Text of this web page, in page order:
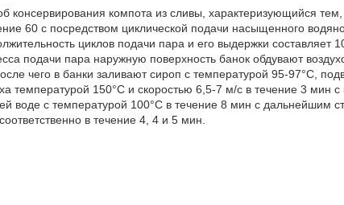
консервирования компота из сливы, характеризующийся
60 с посредством циклической подачи насыщенного
циклов подачи пара и его выдержки составляет
подачи пара наружную поверхность банок обдувают
чего в банки заливают сироп с температурой 95-97°С,
температурой 150°С и скоростью 6,5-7 м/с в течение 3 мин
воде с температурой 100°С в течение 8 мин с дальнейшим
в течение 4, 4 и 5 мин.